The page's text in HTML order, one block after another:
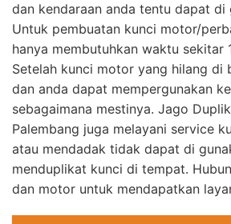
dan kendaraan anda tentu dapat di
Untuk pembuatan kunci motor/
hanya membutuhkan waktu sekitar
Setelah kunci motor yang hilang di
dan anda dapat mempergunakan
sebagaimana mestinya. Jago
Palembang juga melayani service
atau mendadak tidak dapat di
menduplikat kunci di tempat.
dan motor untuk mendapatkan